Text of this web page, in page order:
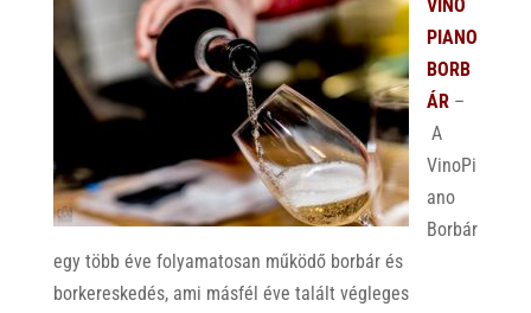
VINO
PIANO
BORB
ÁR–
A
VinoPi
ano
Borbár
egy több éve folyamatosan működő borbár és
borkereskedés, ami másfél éve talált végleges